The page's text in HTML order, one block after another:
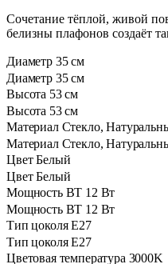
Сочетание тёплой, живой
белизны плафонов создаёт
Диаметр 35 см
Диаметр 35 см
Высота 53 см
Высота 53 см
Материал Стекло,
Материал Стекло,
Цвет Белый
Цвет Белый
Мощность ВТ 12 Вт
Мощность ВТ 12 Вт
Тип цоколя E27
Тип цоколя E27
Цветовая температура 3000K